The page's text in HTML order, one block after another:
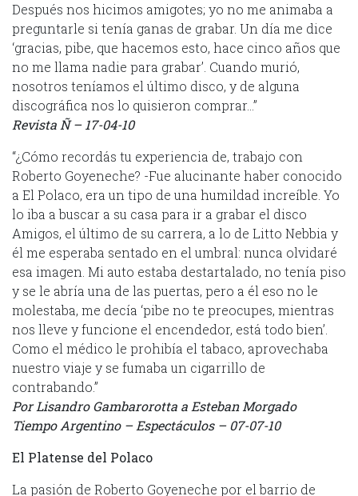
Después nos hicimos amigotes; yo no me animaba a
preguntarle si tenía ganas de grabar. Un día me dice
‘gracias, pibe, que hacemos esto, hace cinco años que
no me llama nadie para grabar’. Cuando murió,
nosotros teníamos el último disco, y de alguna
discográfica nos lo quisieron comprar…”
Revista Ñ – 17-04-10
“¿Cómo recordás tu experiencia de, trabajo con
Roberto Goyeneche? -Fue alucinante haber conocido
a El Polaco, era un tipo de una humildad increíble. Yo
lo iba a buscar a su casa para ir a grabar el disco
Amigos, el último de su carrera, a lo de Litto Nebbia y
él me esperaba sentado en el umbral: nunca olvidaré
esa imagen. Mi auto estaba destartalado, no tenía piso
y se le abría una de las puertas, pero a él eso no le
molestaba, me decía ‘pibe no te preocupes, mientras
nos lleve y funcione el encendedor, está todo bien’.
Como el médico le prohibía el tabaco, aprovechaba
nuestro viaje y se fumaba un cigarrillo de
contrabando.”
Por Lisandro Gambarorotta a Esteban Morgado
Tiempo Argentino – Espectáculos – 07-07-10
El Platense del Polaco
La pasión de Roberto Goyeneche por el barrio de